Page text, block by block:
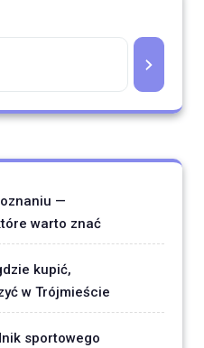
—
warto znać
kupić,
w Trójmieście
sportowego